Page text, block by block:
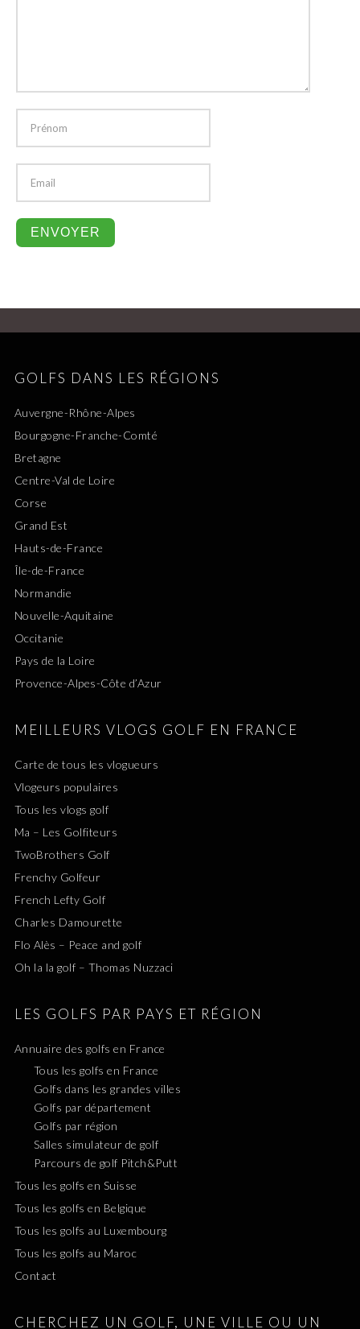
GOLFS DANS LES RÉGIONS
Auvergne-Rhône-Alpes
Bourgogne-Franche-Comté
Bretagne
Centre-Val de Loire
Corse
Grand Est
Hauts-de-France
Île-de-France
Normandie
Nouvelle-Aquitaine
Occitanie
Pays de la Loire
Provence-Alpes-Côte d’Azur
MEILLEURS VLOGS GOLF EN FRANCE
Carte de tous les vlogueurs
Vlogeurs populaires
Tous les vlogs golf
Ma – Les Golfiteurs
TwoBrothers Golf
Frenchy Golfeur
French Lefty Golf
Charles Damourette
Flo Alès – Peace and golf
Oh la la golf – Thomas Nuzzaci
LES GOLFS PAR PAYS ET RÉGION
Annuaire des golfs en France
Tous les golfs en France
Golfs dans les grandes villes
Golfs par département
Golfs par région
Salles simulateur de golf
Parcours de golf Pitch&Putt
Tous les golfs en Suisse
Tous les golfs en Belgique
Tous les golfs au Luxembourg
Tous les golfs au Maroc
Contact
CHERCHEZ UN GOLF, UNE VILLE OU UN